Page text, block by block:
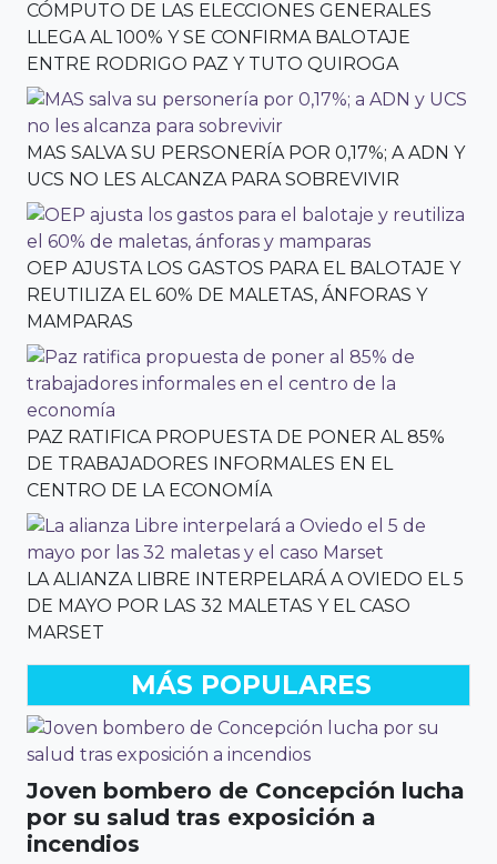
CÓMPUTO DE LAS ELECCIONES GENERALES
LLEGA AL 100% Y SE CONFIRMA BALOTAJE
ENTRE RODRIGO PAZ Y TUTO QUIROGA
MAS SALVA SU PERSONERÍA POR 0,17%; A ADN Y
UCS NO LES ALCANZA PARA SOBREVIVIR
OEP AJUSTA LOS GASTOS PARA EL BALOTAJE Y
REUTILIZA EL 60% DE MALETAS, ÁNFORAS Y
MAMPARAS
PAZ RATIFICA PROPUESTA DE PONER AL 85%
DE TRABAJADORES INFORMALES EN EL
CENTRO DE LA ECONOMÍA
LA ALIANZA LIBRE INTERPELARÁ A OVIEDO EL 5
DE MAYO POR LAS 32 MALETAS Y EL CASO
MARSET
MÁS POPULARES
Joven bombero de Concepción lucha
por su salud tras exposición a
incendios